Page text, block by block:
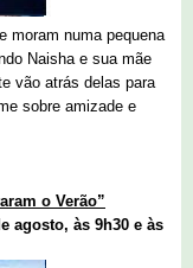
moram numa pequena
Naisha e sua mãe
vão atrás delas para
sobre amizade e
o Verão”
agosto, às 9h30 e às